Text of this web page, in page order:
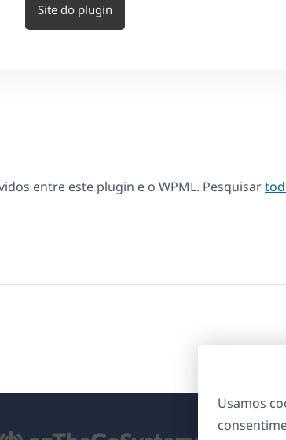
Usamos
Site do plugin
entre este plugin e o WPML. Pesquisar